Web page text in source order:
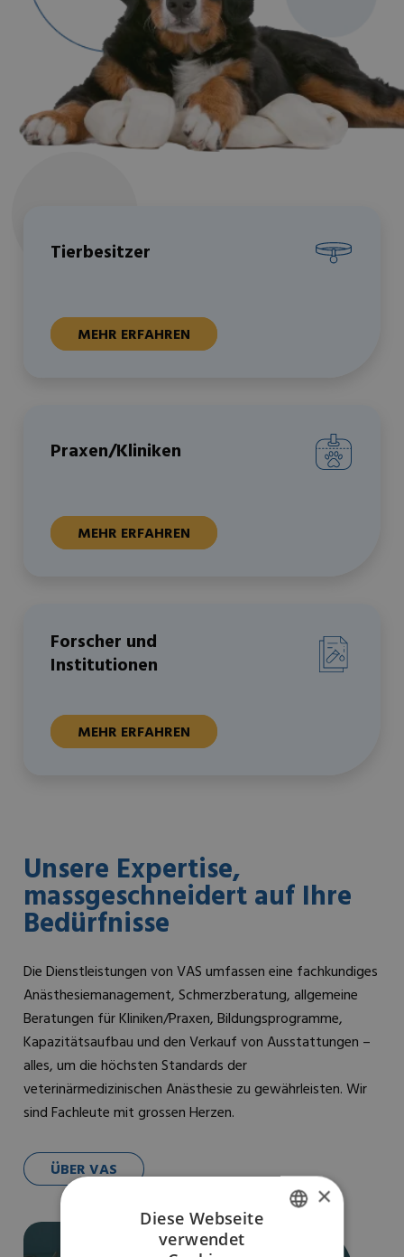
Tierbesitzer
MEHR ERFAHREN
Praxen/Kliniken
MEHR ERFAHREN
Forscher und
Institutionen
MEHR ERFAHREN
Unsere Expertise,
massgeschneidert auf Ihre
Bedürfnisse
Die Dienstleistungen von VAS umfassen eine fachkundiges
Anästhesiemanagement, Schmerzberatung, allgemeine
Beratungen für Kliniken/Praxen, Bildungsprogramme,
Kapazitätsaufbau und den Verkauf von Ausstattungen –
alles, um die höchsten Standards der
veterinärmedizinischen Anästhesie zu gewährleisten. Wir
sind Fachleute mit grossen Herzen.
ÜBER VAS
×
Diese Webseite
verwendet